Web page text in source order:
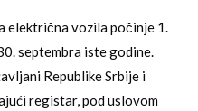
električna vozila počinje 1.
septembra iste godine.
Republike Srbije i
registar, pod uslovom